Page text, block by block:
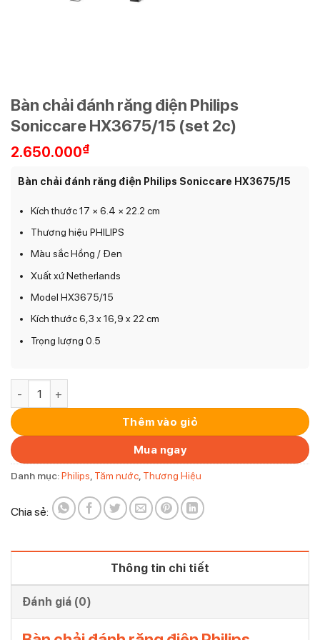
Bàn chải đánh răng điện Philips
Soniccare HX3675/15 (set 2c)
2.650.000₫
Bàn chải đánh răng điện Philips Soniccare HX3675/15
Kích thước 17 × 6.4 × 22.2 cm
Thương hiệu PHILIPS
Màu sắc Hồng / Đen
Xuất xứ Netherlands
Model HX3675/15
Kích thước 6,3 x 16,9 x 22 cm
Trọng lượng 0.5
Thêm vào giỏ
Mua ngay
Danh mục:Philips Tăm nước Thương Hiệu
Chia sẻ:
Thông tin chi tiết
Đánh giá (0)